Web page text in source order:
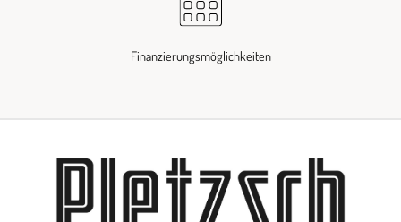
Finanzierungsmöglichkeiten